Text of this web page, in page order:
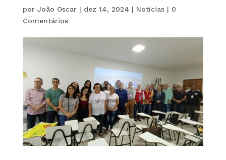
por João Oscar| dez 14, 2024 | Notícias| 0
Comentários